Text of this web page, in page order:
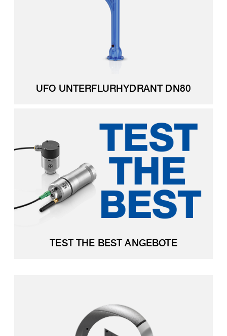
UFO UNTERFLURHYDRANT DN80
TEST THE BEST ANGEBOTE